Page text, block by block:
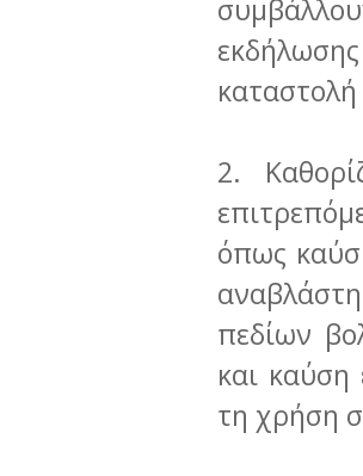
καταστολή
2.
όπως
πεδίων
και
τη χρήση